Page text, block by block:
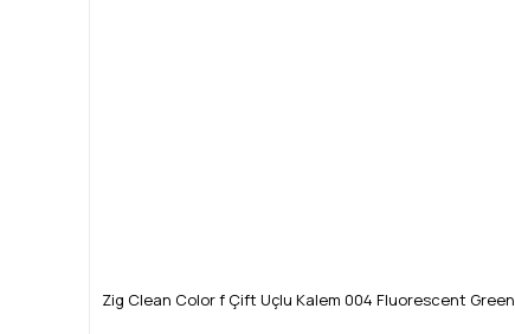
Zig Clean Color f Çift Uçlu Kalem 004 Fluorescent Green